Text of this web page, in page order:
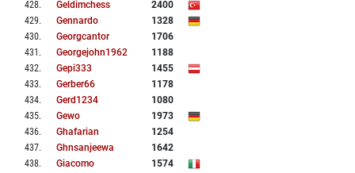
428. Geldimchess
2400
429. Gennardo
1328
430. Georgcantor
1706
431 . Georgejohn1962
1188
432. Gepi333
1455
433. Gerber66
1178
434. Gerd1234
1080
435. Gewo
1973
436. Ghafarian
1254
437. Ghnsanjeewa
1642
438. Giacomo
1574